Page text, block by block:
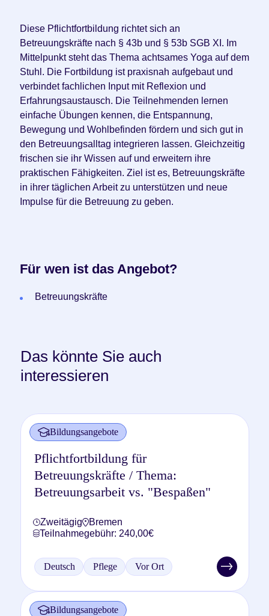
Diese Pflichtfortbildung richtet sich an
Betreuungskräfte nach § 43b und § 53b SGB XI. Im
Mittelpunkt steht das Thema achtsames Yoga auf dem
Stuhl. Die Fortbildung ist praxisnah aufgebaut und
verbindet fachlichen Input mit Reflexion und
Erfahrungsaustausch. Die Teilnehmenden lernen
einfache Übungen kennen, die Entspannung,
Bewegung und Wohlbefinden fördern und sich gut in
den Betreuungsalltag integrieren lassen. Gleichzeitig
frischen sie ihr Wissen auf und erweitern ihre
praktischen Fähigkeiten. Ziel ist es, Betreuungskräfte
in ihrer täglichen Arbeit zu unterstützen und neue
Impulse für die Betreuung zu geben.
Für wen ist das Angebot?
Betreuungskräfte
Das könnte Sie auch
interessieren
Bildungsangebote
Pflichtfortbildung für
Betreuungskräfte / Thema:
Betreuungsarbeit vs. "Bespaßen"
Zweitägig
Bremen
Teilnahmegebühr: 240,00€
Deutsch Pflege Vor Ort
Bildungsangebote